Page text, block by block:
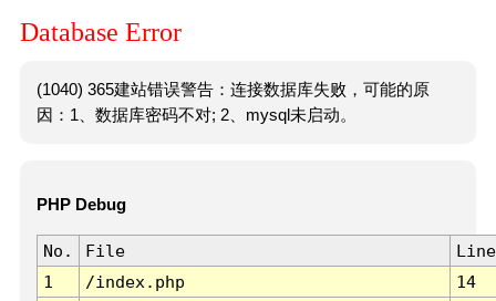
Database Error
(1040) 365建站错误警告：连接数据库失败，可能的原
因：1、数据库密码不对; 2、mysql未启动。
PHP Debug
No. File
Line
1
/index.php 14